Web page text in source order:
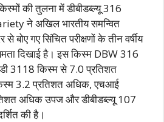
की तुलना में डीबीडब्ल्यू 316
ने अखिल भारतीय समन्वित
बोए गए सिंचित परीक्षणों के तीन वर्षीय
दिखाई है। इस किस्म DBW 316
3118 किस्म से 7.0 प्रतिशत
3.2 प्रतिशत अधिक, एचआई
अधिक उपज और डीबीडब्ल्यू 107
की है।